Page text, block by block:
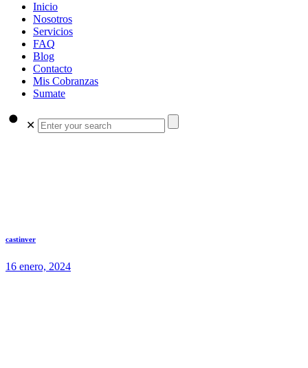
Inicio
Nosotros
Servicios
FAQ
Blog
Contacto
Mis Cobranzas
Sumate
✕
castinver
16 enero, 2024